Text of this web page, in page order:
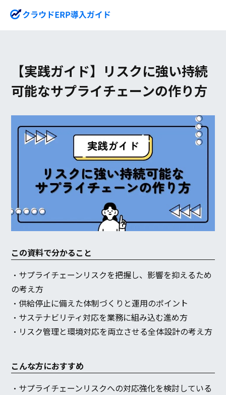
【実践ガイド】リスクに強い持続
可能なサプライチェーンの作り方
この資料で分かること
・サプライチェーンリスクを把握し、影響を抑えるため
の考え方
・供給停止に備えた体制づくりと運用のポイント
・サステナビリティ対応を業務に組み込む進め方
・リスク管理と環境対応を両立させる全体設計の考え方
こんな方におすすめ
・サプライチェーンリスクへの対応強化を検討している